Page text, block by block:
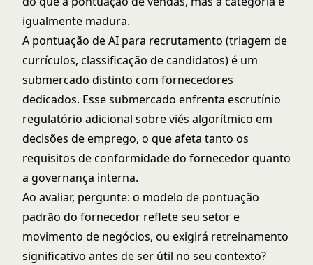
igualmente madura.
A pontuação de AI para recrutamento (triagem de
currículos, classificação de candidatos) é um
submercado distinto com fornecedores
dedicados. Esse submercado enfrenta escrutínio
regulatório adicional sobre viés algorítmico em
decisões de emprego, o que afeta tanto os
requisitos de conformidade do fornecedor quanto
a governança interna.
Ao avaliar, pergunte: o modelo de pontuação
padrão do fornecedor reflete seu setor e
movimento de negócios, ou exigirá retreinamento
significativo antes de ser útil no seu contexto?